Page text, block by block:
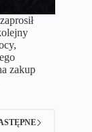
zakup